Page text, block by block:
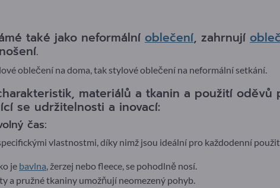
také jako neformální oblečení, zahrnují
oblečení na doma, tak stylové oblečení na neformální setkání.
materiálů a tkanin a použití oděvů
se udržitelnosti a inovací:
čas:
vlastnostmi, díky nimž jsou ideální pro každodenní
je bavlna, žerzej nebo fleece, se pohodlně nosí.
a pružné tkaniny umožňují neomezený pohyb.